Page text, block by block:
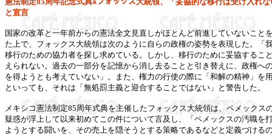
と宣言
国家の改革と一年前からの憲法全文見直しがほとんど前進していないこと
た上で、フォックス大統領は次のように自らの政権の姿勢を表現した。「
移行のための協力者を探し求めている。しかし、移行のために妥協するこ
えられない。過去の一部分を記憶から消し去ることと引き替えに、政権へ
を得ようとも考えていない」。また、権力の行使の際に「和解の精神」を
といっても、それは「無処罰主義と迎合することではない」と警告した。
メキシコ憲法制定85周年式典を主催したフォックス大統領は、ペメックス
疑惑が浮上して以来初めてこの件について言及し、「ペメックスの汚職を
ようとする闘いを、その売上を隠そうとする策略であるなどと定義づける